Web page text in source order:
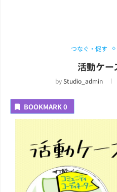
つなぐ・促す
活動ケー
byStudio_admin
BOOKMARK 0